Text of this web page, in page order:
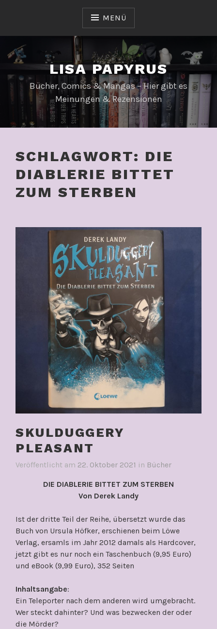
MENÜ
LISA PAPYRUS
Bücher, Comics & Mangas – Hier gibt es
Meinungen & Rezensionen
SCHLAGWORT: DIE
DIABLERIE BITTET
ZUM STERBEN
SKULDUGGERY
PLEASANT
Veröffentlicht am 22. Oktober 2021 in Bücher
DIE DIABLERIE BITTET ZUM STERBEN
Von Derek Landy
Ist der dritte Teil der Reihe, übersetzt wurde das
Buch von Ursula Höfker, erschienen beim Löwe
Verlag, ersamls im Jahr 2012 damals als Hardcover,
jetzt gibt es nur noch ein Taschenbuch (9,95 Euro)
und eBook (9,99 Euro), 352 Seiten
Inhaltsangabe:
Ein Teleporter nach dem anderen wird umgebracht.
Wer steckt dahinter? Und was bezwecken der oder
die Mörder?